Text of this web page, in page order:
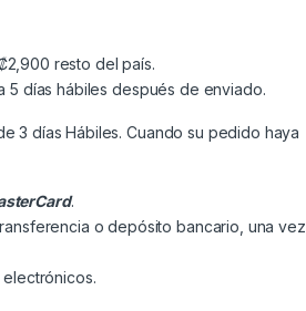
resto del país.
5 días hábiles después de enviado.
3 días Hábiles. Cuando su pedido haya
.
o depósito bancario, una vez